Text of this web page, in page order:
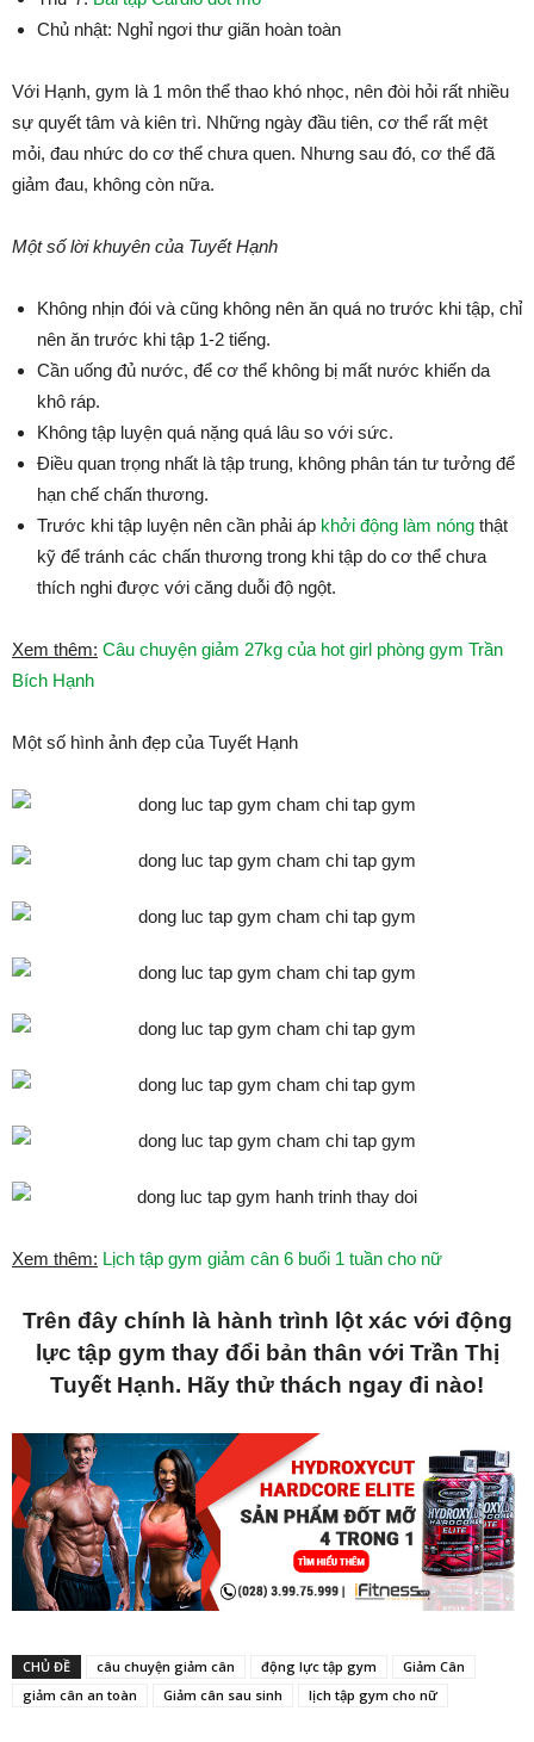
Chủ nhật: Nghỉ ngơi thư giãn hoàn toàn
Với Hạnh, gym là 1 môn thể thao khó nhọc, nên đòi hỏi rất nhiều
sự quyết tâm và kiên trì. Những ngày đầu tiên, cơ thể rất mệt
mỏi, đau nhức do cơ thể chưa quen. Nhưng sau đó, cơ thể đã
giảm đau, không còn nữa.
Một số lời khuyên của Tuyết Hạnh
Không nhịn đói và cũng không nên ăn quá no trước khi tập, chỉ
nên ăn trước khi tập 1-2 tiếng.
Cần uống đủ nước, để cơ thể không bị mất nước khiến da
khô ráp.
Không tập luyện quá nặng quá lâu so với sức.
Điều quan trọng nhất là tập trung, không phân tán tư tưởng để
hạn chế chấn thương.
Trước khi tập luyện nên cần phải áp khởi động làm nóng thật
kỹ để tránh các chấn thương trong khi tập do cơ thể chưa
thích nghi được với căng duỗi độ ngột.
Xem thêm: Câu chuyện giảm 27kg của hot girl phòng gym Trần
Bích Hạnh
Một số hình ảnh đẹp của Tuyết Hạnh
Xem thêm: Lịch tập gym giảm cân 6 buổi 1 tuần cho nữ
Trên đây chính là hành trình lột xác với động
lực tập gym thay đổi bản thân với Trần Thị
Tuyết Hạnh. Hãy thử thách ngay đi nào!
CHỦ ĐỀ câu chuyện giảm cân động lực tập gym
Giảm Cân
giảm cân an toàn
Giảm cân sau sinh lịch tập gym cho nữ